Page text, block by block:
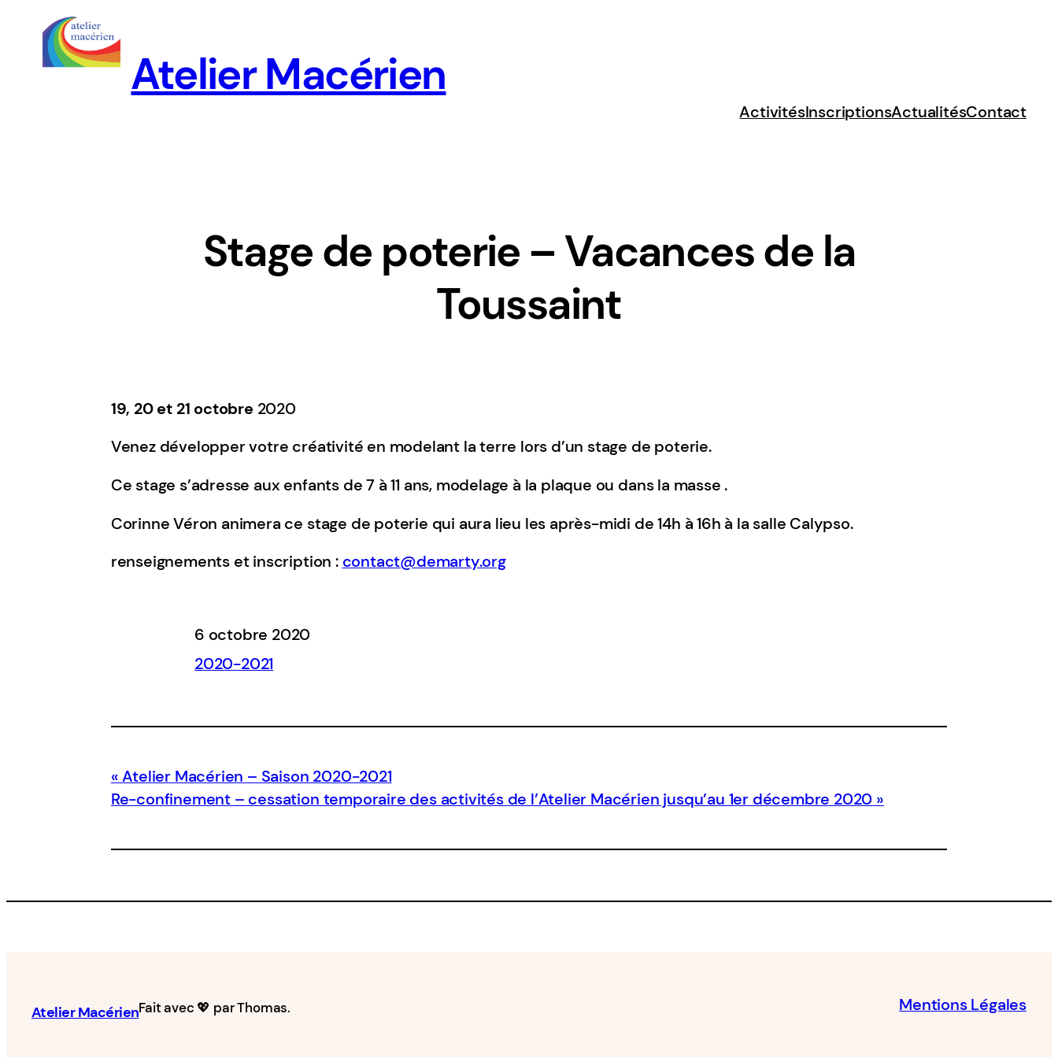
contenu
Atelier Macérien
ActivitésInscriptionsActualitésContact
Stage de poterie – Vacances de la
Toussaint
19, 20 et 21 octobre 2020
Venez développer votre créativité en modelant la terre lors d’un stage de poterie.
Ce stage s’adresse aux enfants de 7 à 11 ans, modelage à la plaque ou dans la masse .
Corinne Véron animera ce stage de poterie qui aura lieu les après-midi de 14h à 16h à la salle Calypso.
renseignements et inscription : contact@demarty.org
6 octobre 2020
2020-2021
Atelier Macérien – Saison 2020-2021
Re-confinement – cessation temporaire des activités de l’Atelier Macérien jusqu’au 1er décembre 2020
Atelier MacérienFait avec 💖 par Thomas. Mentions Légales